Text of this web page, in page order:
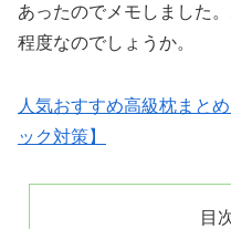
あったのでメモしました
程度なのでしょうか。
人気おすすめ高級枕まと
ック対策】
目